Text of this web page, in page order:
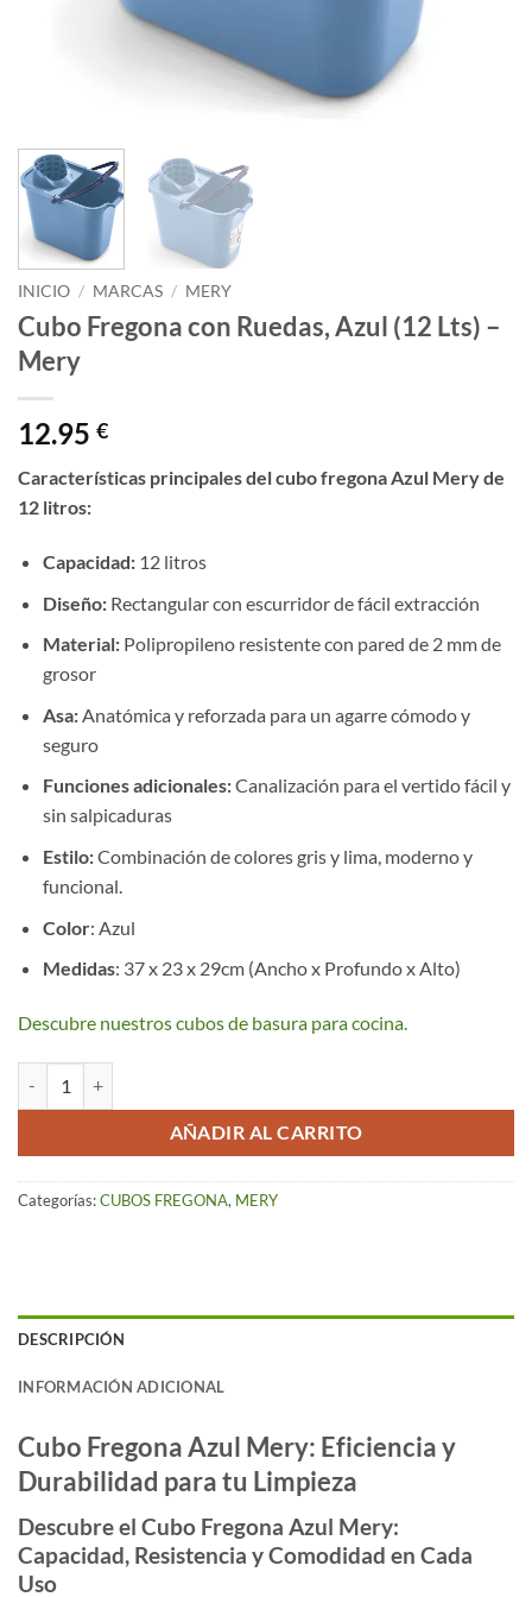
INICIO / MARCAS / MERY
Cubo Fregona con Ruedas, Azul (12 Lts) –
Mery
12.95 €
Características principales del cubo fregona Azul Mery de
12 litros:
Capacidad:12 litros
Diseño:Rectangular con escurridor de fácil extracción
Material:Polipropileno resistente con pared de 2 mm de
grosor
Asa:Anatómica y reforzada para un agarre cómodo y
seguro
Funciones adicionales:Canalización para el vertido fácil y
sin salpicaduras
Estilo:Combinación de colores gris y lima, moderno y
funcional.
Color: Azul
Medidas: 37 x 23 x 29cm (Ancho x Profundo x Alto)
Descubre nuestros cubos de basura para cocina.
AÑADIR AL CARRITO
Categorías:CUBOS FREGONA, MERY
DESCRIPCIÓN
INFORMACIÓN ADICIONAL
Cubo Fregona Azul Mery: Eficiencia y
Durabilidad para tu Limpieza
Descubre el Cubo Fregona Azul Mery:
Capacidad, Resistencia y Comodidad en Cada
Uso